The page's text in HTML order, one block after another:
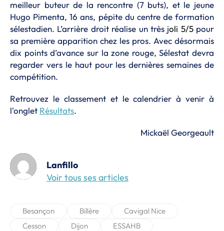
meilleur buteur de la rencontre (7 buts), et le jeune
Hugo Pimenta, 16 ans, pépite du centre de formation
sélestadien. L’arrière droit réalise un très joli 5/5 pour
sa première apparition chez les pros. Avec désormais
dix points d’avance sur la zone rouge, Sélestat devra
regarder vers le haut pour les dernières semaines de
compétition.
Retrouvez le classement et le calendrier à venir à
l'onglet Résultats.
Mickaël Georgeault
Lanfillo
Voir tous ses articles
Besançon Billère
Cavigal Nice
Cesson
Dijon
ESSAHB